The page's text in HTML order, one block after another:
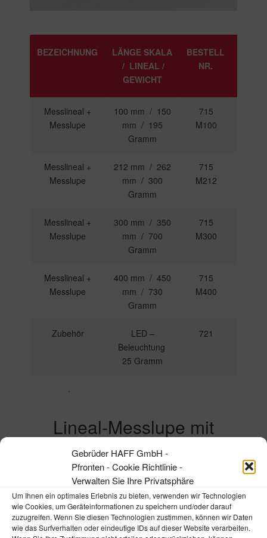
Gebrüder HAFF GmbH -
Pfronten - Cookie Richtlinie -
Verwalten Sie Ihre Privatsphäre
Um Ihnen ein optimales Erlebnis zu bieten, verwenden wir Technologien
wie Cookies, um Geräteinformationen zu speichern und/oder darauf
zuzugreifen. Wenn Sie diesen Technologien zustimmen, können wir Daten
wie das Surfverhalten oder eindeutige IDs auf dieser Website verarbeiten.
BEZEICHNUNG
LÄNGE SKALA
/ LINEAL /
GEWICHT
BESTELL
NR.
Messlineal +
Messlupe
100 mm / 150
mm / 195
Gramm
715
M100
Messlineal +
Messlupe
212 mm / 262
mm / 300
Gramm
715
M212
Messlineal +
Messlupe
300 mm / 350
mm / 700
Gramm
715
M300
Messlineal +
Messlupe
400 mm / 450
mm / 730
Gramm
715
M400
Zubehör
LED –
Beleuchtung
25 Gramm
721
Lineal-Messlupe mit
geführter Lupe
die Lupe ist leichtgängig auf Spezialführung
verschiebbar.
Lineal aus
nichtrostendem
Lupe: Aluminium schwarz,
eloxiert